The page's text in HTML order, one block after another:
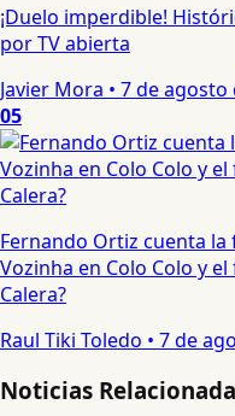
¡Duelo imperdible!
por TV abierta
Javier Mora • 7 de agosto
05
Fernando Ortiz cuenta
Vozinha en Colo Colo y
Calera?
Raul Tiki Toledo • 7 de
Noticias